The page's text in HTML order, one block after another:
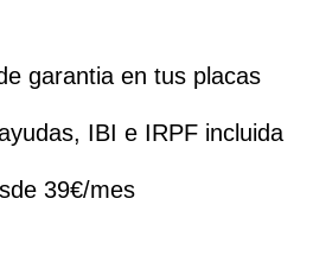
garantia en tus placas
IBI e IRPF incluida
39€/mes